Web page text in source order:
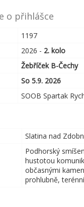
o přihlášce
1197
2026 - 2. kolo
Žebříček B-Čechy
So 5.9. 2026
SOOB Spartak
Slatina nad
Podhorský
hustotou
občasnými
prohlubně,